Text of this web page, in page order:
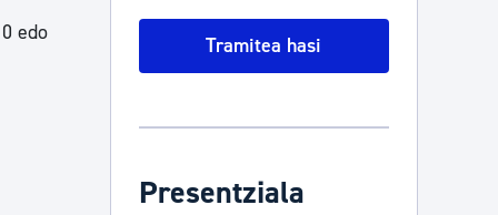
edo
Tramitea hasi
Presentziala